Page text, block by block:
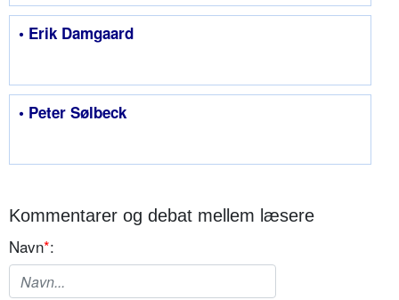
• Erik Damgaard
• Peter Sølbeck
Kommentarer og debat mellem læsere
Navn*: